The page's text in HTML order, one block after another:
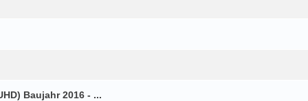
Baujahr 2016 - ...